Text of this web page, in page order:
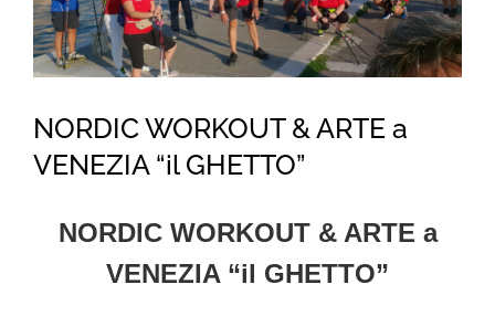
NORDIC WORKOUT & ARTE a
VENEZIA “il GHETTO”
NORDIC WORKOUT & ARTE a
VENEZIA “il GHETTO”